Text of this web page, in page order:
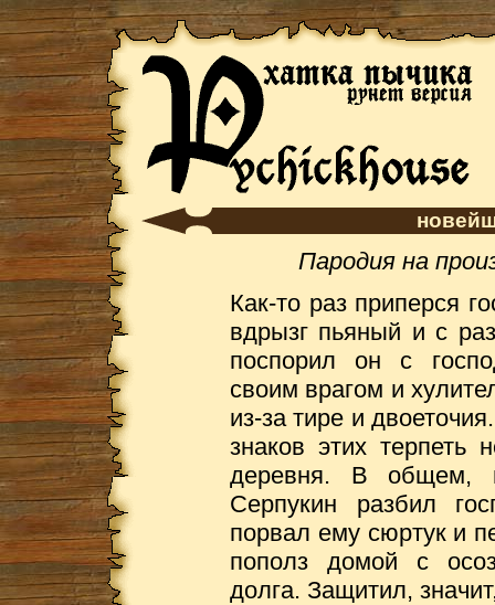
Пародия на
Как-то раз приперся
вдрызг пьяный и с
поспорил он с
своим врагом и
из-за тире и
знаков этих
деревня. В общем,
Серпукин разбил
порвал ему сюртук и
пополз домой с
долга. Защитил,